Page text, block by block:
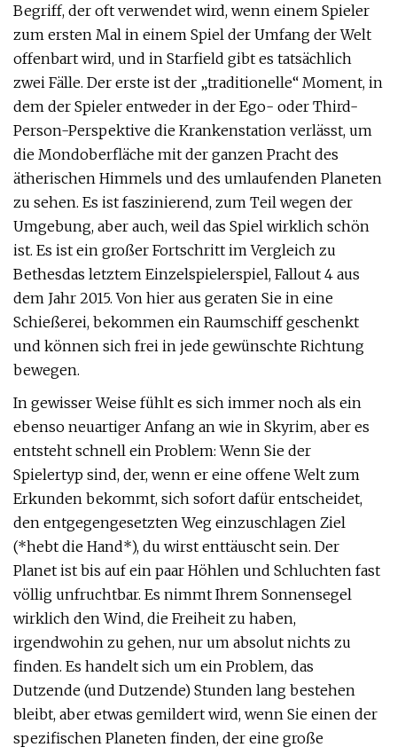
Begriff, der oft verwendet wird, wenn einem Spieler
zum ersten Mal in einem Spiel der Umfang der Welt
offenbart wird, und in Starfield gibt es tatsächlich
zwei Fälle. Der erste ist der „traditionelle“ Moment, in
dem der Spieler entweder in der Ego- oder Third-
Person-Perspektive die Krankenstation verlässt, um
die Mondoberfläche mit der ganzen Pracht des
ätherischen Himmels und des umlaufenden Planeten
zu sehen. Es ist faszinierend, zum Teil wegen der
Umgebung, aber auch, weil das Spiel wirklich schön
ist. Es ist ein großer Fortschritt im Vergleich zu
Bethesdas letztem Einzelspielerspiel, Fallout 4 aus
dem Jahr 2015. Von hier aus geraten Sie in eine
Schießerei, bekommen ein Raumschiff geschenkt
und können sich frei in jede gewünschte Richtung
bewegen.
In gewisser Weise fühlt es sich immer noch als ein
ebenso neuartiger Anfang an wie in Skyrim, aber es
entsteht schnell ein Problem: Wenn Sie der
Spielertyp sind, der, wenn er eine offene Welt zum
Erkunden bekommt, sich sofort dafür entscheidet,
den entgegengesetzten Weg einzuschlagen Ziel
(*hebt die Hand*), du wirst enttäuscht sein. Der
Planet ist bis auf ein paar Höhlen und Schluchten fast
völlig unfruchtbar. Es nimmt Ihrem Sonnensegel
wirklich den Wind, die Freiheit zu haben,
irgendwohin zu gehen, nur um absolut nichts zu
finden. Es handelt sich um ein Problem, das
Dutzende (und Dutzende) Stunden lang bestehen
bleibt, aber etwas gemildert wird, wenn Sie einen der
spezifischen Planeten finden, der eine große